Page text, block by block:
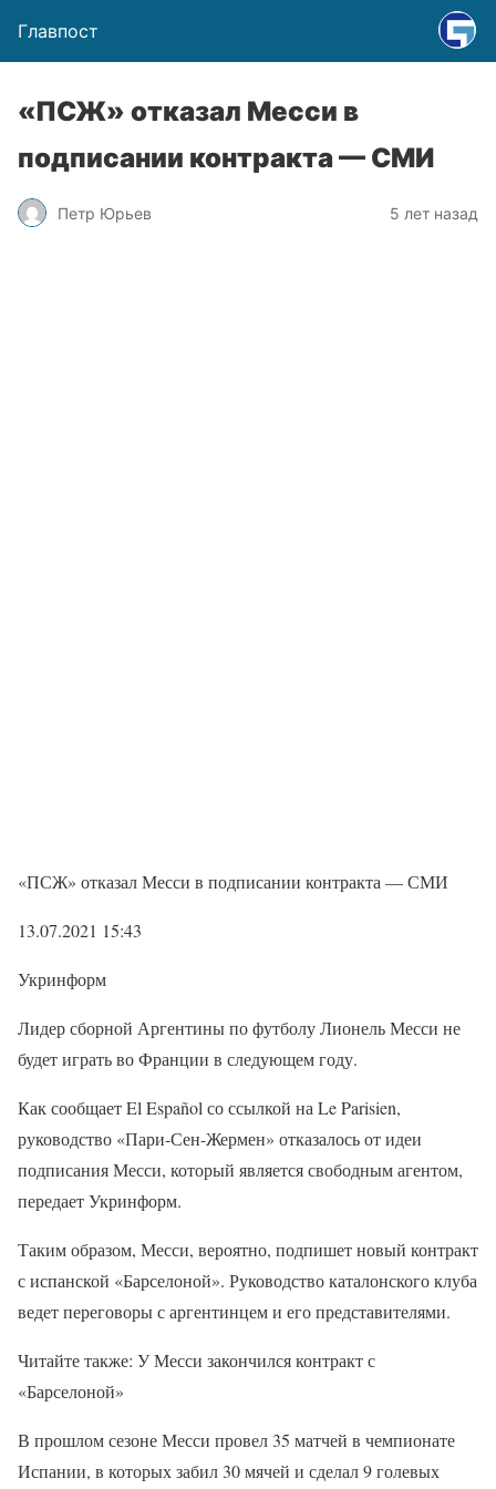
Главпост
«ПСЖ» отказал Месси в
подписании контракта — СМИ
Петр Юрьев 5 лет назад
«ПСЖ» отказал Месси в подписании контракта — СМИ
13.07.2021 15:43
Укринформ
Лидер сборной Аргентины по футболу Лионель Месси не
будет играть во Франции в следующем году.
Как сообщает El Español со ссылкой на Le Parisien,
руководство «Пари-Сен-Жермен» отказалось от идеи
подписания Месси, который является свободным агентом,
передает Укринформ.
Таким образом, Месси, вероятно, подпишет новый контракт
с испанской «Барселоной». Руководство каталонского клуба
ведет переговоры с аргентинцем и его представителями.
Читайте также: У Месси закончился контракт с
«Барселоной»
В прошлом сезоне Месси провел 35 матчей в чемпионате
Испании, в которых забил 30 мячей и сделал 9 голевых